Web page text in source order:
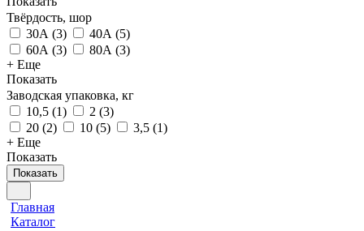
Твёрдость, шор
30А (3) 40А (5)
60А (3) 80А (3)
+ Еще
Показать
Заводская упаковка, кг
10,5 (1) 2 (3)
20 (2) 10 (5) 3,5 (1)
+ Еще
Показать
Показать
Главная
Каталог